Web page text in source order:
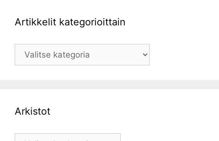
Artikkelit kategorioittain
Artikkelit
Arkistot
Arkistot